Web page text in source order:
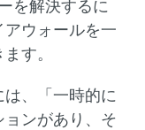
を解決するに
ウォールを一
す。
、「一時的に
ンがあり、そ